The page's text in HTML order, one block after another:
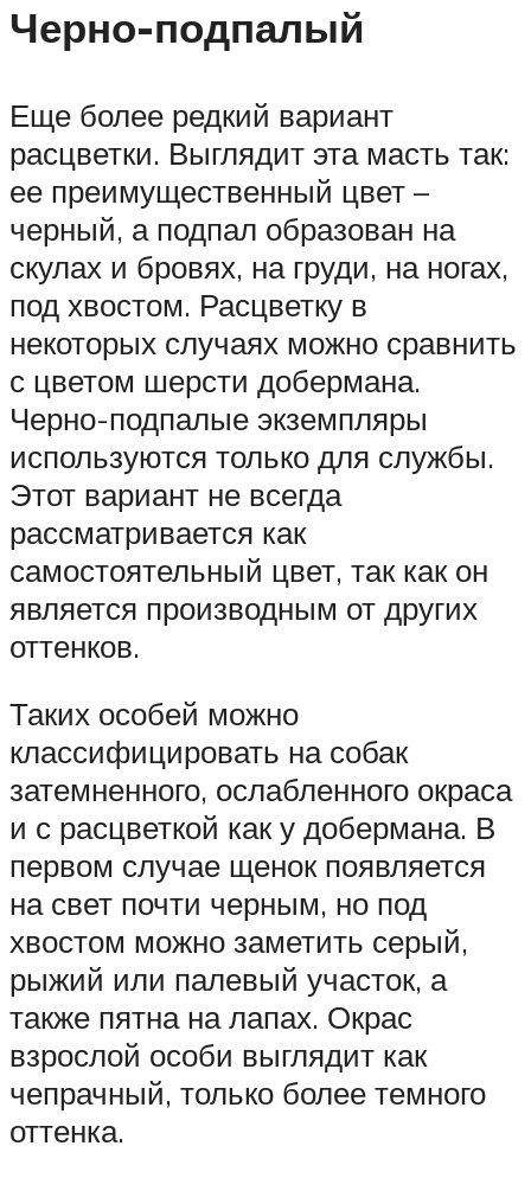
Черно-подпалый
Еще более редкий вариант
расцветки. Выглядит эта масть так:
ее преимущественный цвет –
черный, а подпал образован на
скулах и бровях, на груди, на ногах,
под хвостом. Расцветку в
некоторых случаях можно сравнить
с цветом шерсти добермана.
Черно-подпалые экземпляры
используются только для службы.
Этот вариант не всегда
рассматривается как
самостоятельный цвет, так как он
является производным от других
оттенков.
Таких особей можно
классифицировать на собак
затемненного, ослабленного окраса
и с расцветкой как у добермана. В
первом случае щенок появляется
на свет почти черным, но под
хвостом можно заметить серый,
рыжий или палевый участок, а
также пятна на лапах. Окрас
взрослой особи выглядит как
чепрачный, только более темного
оттенка.